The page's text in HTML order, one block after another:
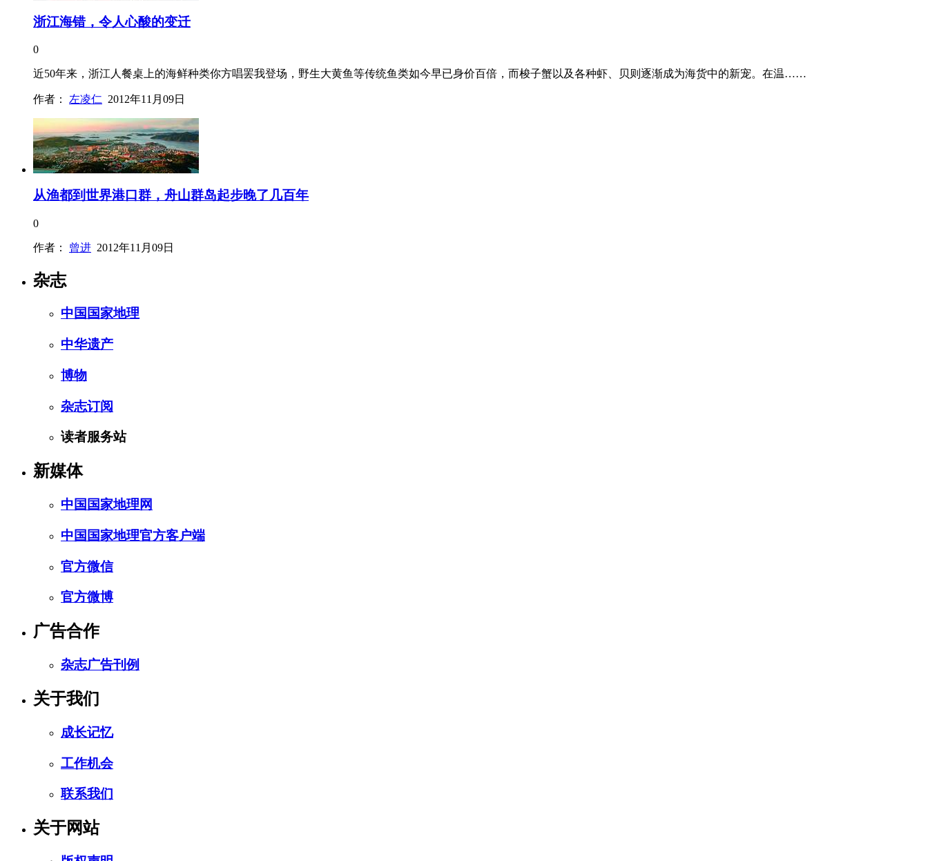
浙江海错，令人心酸的变迁
0
近50年来，浙江人餐桌上的海鲜种类你方唱罢我登场，野生大黄鱼等传统鱼类如今早已身价百倍，而梭子蟹以及各种虾、贝则逐渐成为海货中的新宠。在温……
作者： 左凌仁 2012年11月09日
从渔都到世界港口群，舟山群岛起步晚了几百年
0
作者： 曾进 2012年11月09日
杂志
中国国家地理
中华遗产
博物
杂志订阅
读者服务站
新媒体
中国国家地理网
中国国家地理官方客户端
官方微信
官方微博
广告合作
杂志广告刊例
关于我们
成长记忆
工作机会
联系我们
关于网站